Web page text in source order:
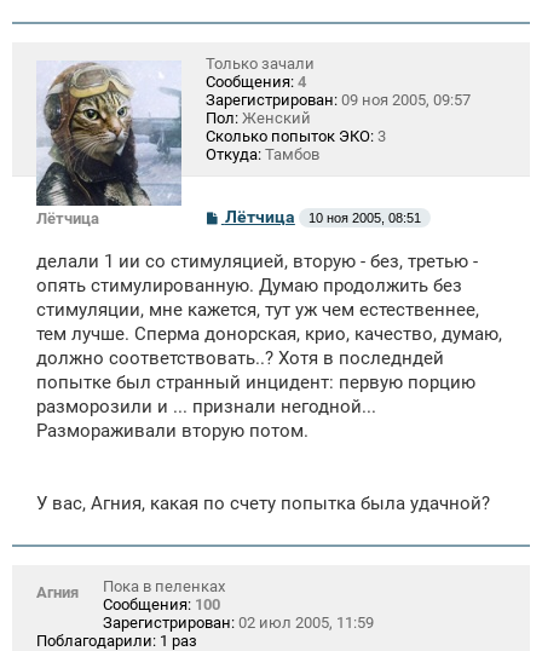
Лётчица
Только зачали
Сообщения: 4
Зарегистрирован: 09 ноя 2005, 09:57
Пол: Женский
Сколько попыток ЭКО: 3
Откуда: Тамбов
С
о
б
щ
е
н
и
Лётчица 10 ноя 2005, 08:51
делали 1 ии со стимуляцией, вторую - без, третью -
опять стимулированную. Думаю продолжить без
стимуляции, мне кажется, тут уж чем естественнее,
тем лучше. Сперма донорская, крио, качество, думаю,
должно соответствовать..? Хотя в последндей
попытке был странный инцидент: первую порцию
разморозили и ... признали негодной...
Размораживали вторую потом.
У вас, Агния, какая по счету попытка была удачной?
Агния
Пока в пеленках
Сообщения: 100
Зарегистрирован: 02 июл 2005, 11:59
Поблагодарили: 1 раз